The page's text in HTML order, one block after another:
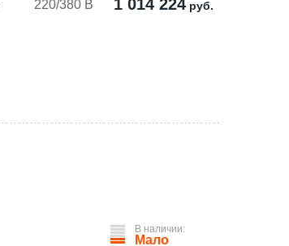
220/380 В 1 014 224 руб.
В наличии:
Мало